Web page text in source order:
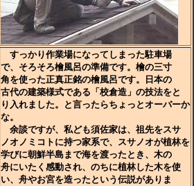
すっかり作業場になってしまった駐車場
で、そろそろ檜風呂の準備です。檜の三寸
角を使った正真正銘の檜風呂です。日本の
古代の建築様式である「校倉造」の技法をと
り入れました。と言ったらちょっとオーバーか
な。
余談ですが、私ども須佐家は、祖先をスサ
ノオノミコトに持つ家系で、スサノオが植林を
学びに朝鮮半島まで海を渡ったとき、木の
舟にいたく感動され、のちに植林した木を使
い、舟やお宮を造ったという伝説がありま